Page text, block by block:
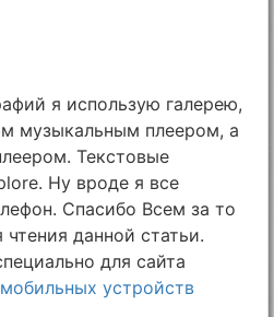
я использую галерею,
музыкальным плеером, а
Текстовые
Ну вроде я все
Спасибо Всем за то
данной статьи.
для сайта
устройств